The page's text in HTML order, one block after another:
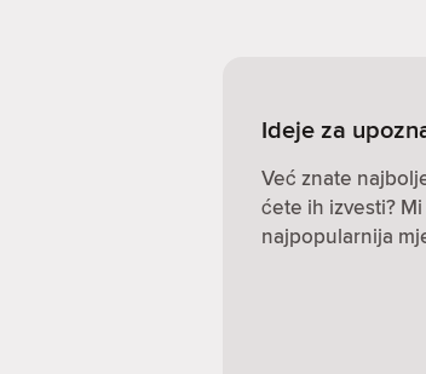
Ideje za
Već znate
ćete ih izvesti?
najpopularnija